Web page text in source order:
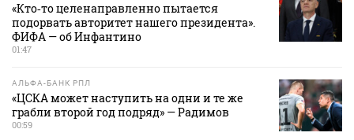
«Кто‑то целенаправленно пытается
подорвать авторитет нашего президента».
ФИФА — об Инфантино
01:47
АЛЬФА-БАНК РПЛ
«ЦСКА может наступить на одни и те же
грабли второй год подряд» — Радимов
00:59